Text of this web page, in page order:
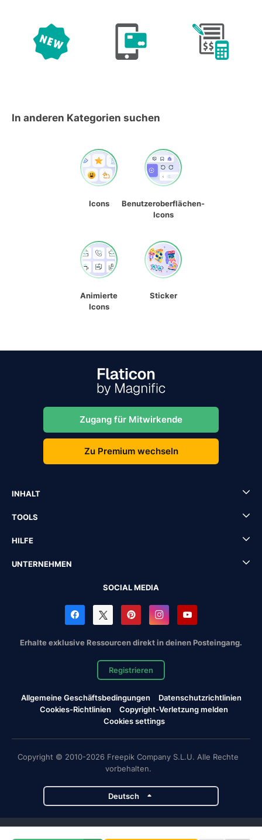
In anderen Kategorien suchen
Icons
Benutzeroberflächen-
Icons
Animierte
Icons
Sticker
Zugang für Mitwirkende
Zu Premium wechseln
INHALT
TOOLS
HILFE
UNTERNEHMEN
SOCIAL MEDIA
Erhalte exklusive Ressourcen direkt in deinen Posteingang.
Registrieren
Allgemeine Geschäftsbedingungen
Datenschutzrichtlinien
Cookies-Richtlinien
Copyright-Verletzung melden
Cookies settings
Copyright © 2010-2026 Freepik Company S.L.U. Alle Rechte
vorbehalten.
Deutsch